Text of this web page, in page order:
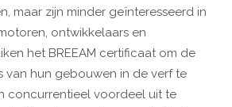
maar zijn minder geïnteresseerd in
ontwikkelaars en
het BREEAM certificaat om de
van hun gebouwen in de verf te
concurrentieel voordeel uit te